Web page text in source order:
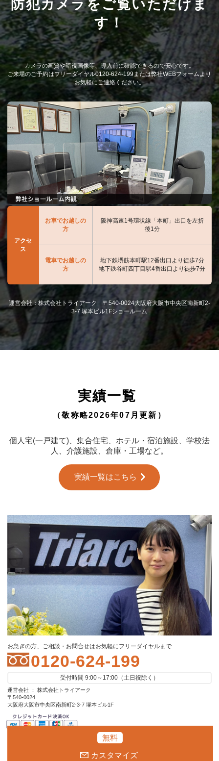
防犯カメラをご覧いただけま
す！
カメラの画質や暗視画像等、導入前に確認できるので安心です。
ご来場のご予約はフリーダイヤル0120-624-199または弊社WEBフォームより
お気軽にご連絡ください。
アクセ
ス
お車でお越しの
方
阪神高速1号環状線「本町」出口を左折
後1分
電車でお越しの
方
地下鉄堺筋本町駅12番出口より徒歩7分
地下鉄谷町四丁目駅4番出口より徒歩7分
運営会社：株式会社トライアーク 〒540-0024大阪府大阪市中央区南新町2-
3-7 塚本ビル1Fショールーム
実績一覧
（敬称略2026年07月更新）
個人宅(一戸建て)、集合住宅、ホテル・宿泊施設、学校法
人、介護施設、倉庫・工場など。
実績一覧はこちら
お急ぎの方、ご相談・お問合せはお気軽にフリーダイヤルまで
運営会社 ： 株式会社トライアーク
〒540-0024
大阪府大阪市中央区南新町2-3-7 塚本ビル1F
0120-624-199
受付時間 9:00～17:00（土日祝除く）
無料
カスタマイズ